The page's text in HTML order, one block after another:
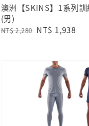
澳洲【SKINS】1系列
(男)
Regular
NT$ 2,280 Sale
NT$ 1,938